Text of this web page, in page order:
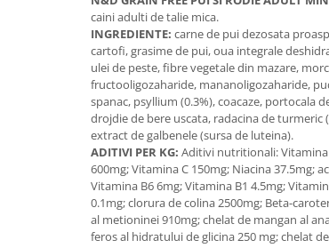
caini adulti de talie mica.
INGREDIENTE: carne de pui dezosata
cartofi, grasime de pui, oua integrale
ulei de peste, fibre vegetale din mazare,
fructooligozaharide, mananoligozaharide,
spanac, psyllium (0.3%), coacaze, portocala
drojdie de bere uscata, radacina de
extract de galbenele (sursa de luteina).
ADITIVI PER KG: Aditivi nutritionali: Vitamina
600mg; Vitamina C 150mg; Niacina 37.5mg;
Vitamina B6 6mg; Vitamina B1 4.5mg;
0.1mg; clorura de colina 2500mg; Beta-
al metioninei 910mg; chelat de mangan al
feros al hidratului de glicina 250 mg; chelat